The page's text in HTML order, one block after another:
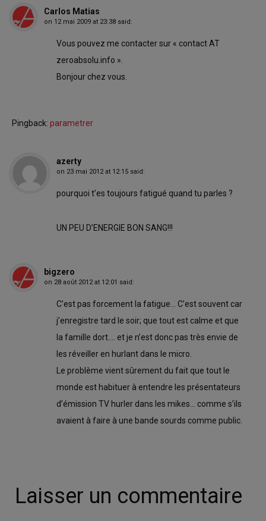
Carlos Matias
on 12 mai 2009 at 23:38 said:
Vous pouvez me contacter sur « contact AT
zeroabsolu.info ».
Bonjour chez vous.
Pingback: parametrer
azerty
on 23 mai 2012 at 12:15 said:
pourquoi t’es toujours fatigué quand tu parles ?
UN PEU D’ENERGIE BON SANG!!!
bigzero
on 28 août 2012 at 12:01 said:
C’est pas forcement la fatigue… C’est souvent car
j’enregistre tard le soir; que tout est calme et que
la famille dort…. et je n’est donc pas très envie de
les réveiller en hurlant dans le micro.
Le problème vient sûrement du fait que tout le
monde est habituer à entendre les présentateurs
d’émission TV hurler dans les mikes… comme s’ils
avaient à faire à une bande sourds comme public.
Laisser un commentaire